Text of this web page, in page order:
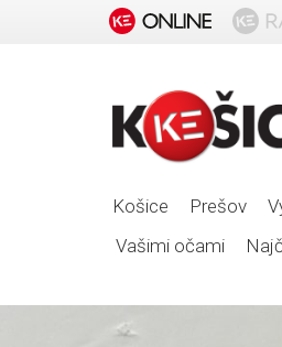
Košice Prešov
Vašimi očami